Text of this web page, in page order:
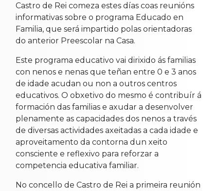
Castro de Rei comeza estes días coas reunións
informativas sobre o programa Educado en
Familia, que será impartido polas orientadoras
do anterior Preescolar na Casa.
Este programa educativo vai dirixido ás familias
con nenos e nenas que teñan entre 0 e 3 anos
de idade acudan ou non a outros centros
educativos. O obxetivo do mesmo é contribuír á
formación das familias e axudar a desenvolver
plenamente as capacidades dos nenos a través
de diversas actividades axeitadas a cada idade e
aproveitamento da contorna dun xeito
consciente e reflexivo para reforzar a
competencia educativa familiar.
No concello de Castro de Rei a primeira reunión